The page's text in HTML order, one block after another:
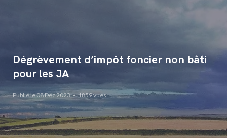
Dégrèvement d’impôt foncier non bâti
pour les JA
Publié le 08 Déc 2023 1859 vues